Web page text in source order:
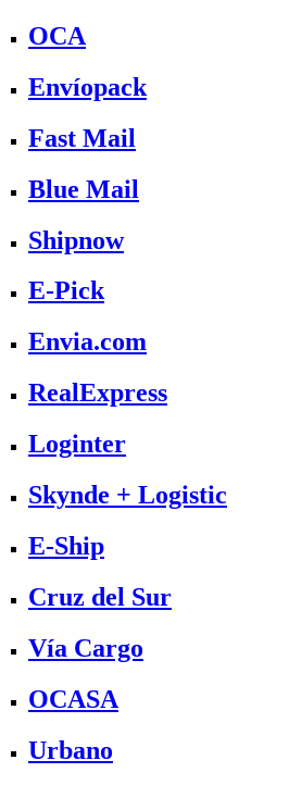
OCA
Envíopack
Fast Mail
Blue Mail
Shipnow
E-Pick
Envia.com
RealExpress
Loginter
Skynde + Logistic
E-Ship
Cruz del Sur
Vía Cargo
OCASA
Urbano